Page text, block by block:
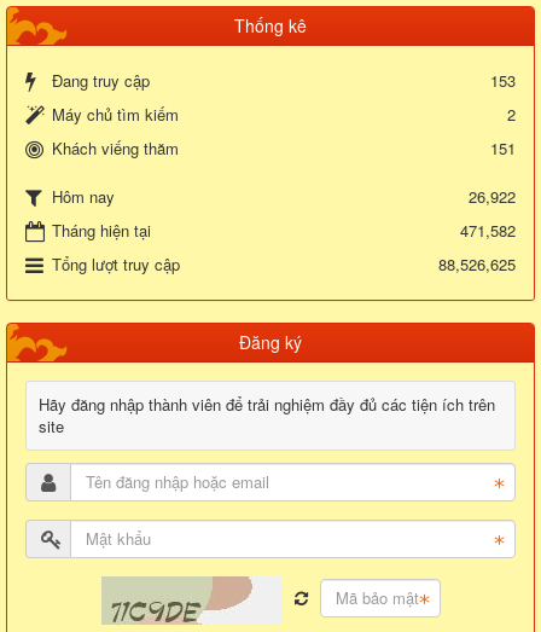
Thống kê
Đang truy cập
153
Máy chủ tìm kiếm
2
Khách viếng thăm
151
Hôm nay
26,922
Tháng hiện tại
471,582
Tổng lượt truy cập
88,526,625
Đăng ký
Hãy đăng nhập thành viên để trải nghiệm đầy đủ các tiện ích trên
site